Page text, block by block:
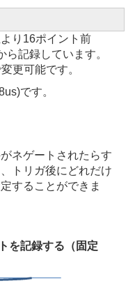
り16ポイント前
記録しています。
更可能です。
です。
ネゲートされたらす
トリガ後にどれだけ
することができま
を記録する（固定